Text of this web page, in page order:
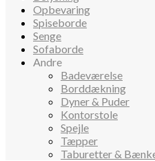
Opbevaring
Spiseborde
Senge
Sofaborde
Andre
Badeværelse
Borddækning
Dyner & Puder
Kontorstole
Spejle
Tæpper
Taburetter &